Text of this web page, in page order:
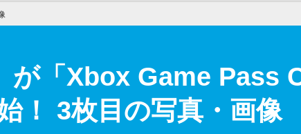
が「Xbox Game Pass
！ 3枚目の写真・画像